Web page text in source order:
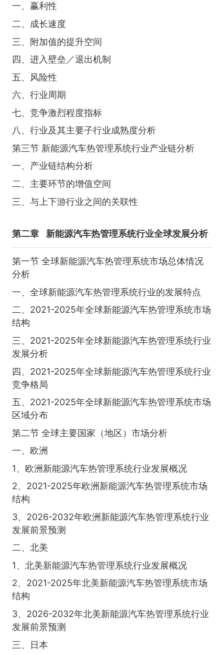
一、赢利性
二、成长速度
三、附加值的提升空间
四、进入壁垒／退出机制
五、风险性
六、行业周期
七、竞争激烈程度指标
八、行业及其主要子行业成熟度分析
第三节 新能源汽车热管理系统行业产业链分析
一、产业链结构分析
二、主要环节的增值空间
三、与上下游行业之间的关联性
第二章 新能源汽车热管理系统行业全球发展分析
第一节 全球新能源汽车热管理系统市场总体情况
分析
一、全球新能源汽车热管理系统行业的发展特点
二、2021-2025年全球新能源汽车热管理系统市场
结构
三、2021-2025年全球新能源汽车热管理系统行业
发展分析
四、2021-2025年全球新能源汽车热管理系统行业
竞争格局
五、2021-2025年全球新能源汽车热管理系统市场
区域分布
第二节 全球主要国家（地区）市场分析
一、欧洲
1、欧洲新能源汽车热管理系统行业发展概况
2、2021-2025年欧洲新能源汽车热管理系统市场
结构
3、2026-2032年欧洲新能源汽车热管理系统行业
发展前景预测
二、北美
1、北美新能源汽车热管理系统行业发展概况
2、2021-2025年北美新能源汽车热管理系统市场
结构
3、2026-2032年北美新能源汽车热管理系统行业
发展前景预测
三、日本